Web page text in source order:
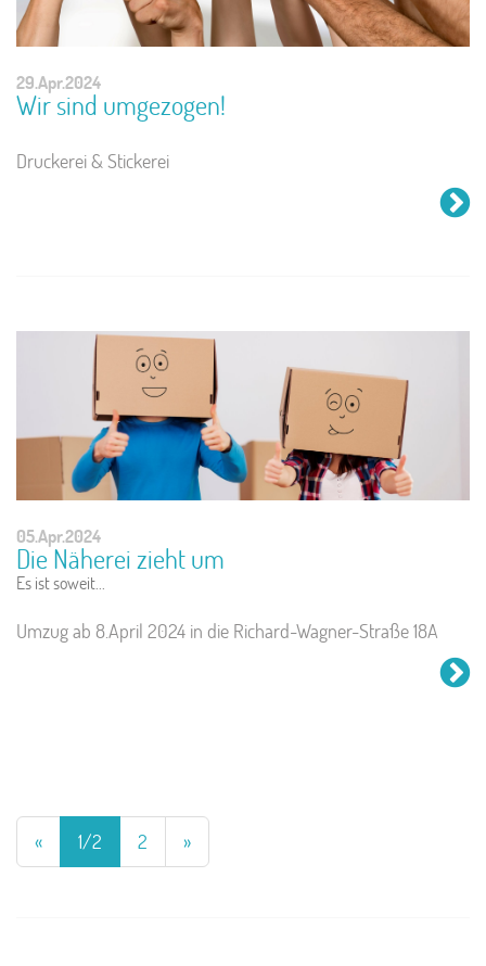
29.Apr.2024
Wir sind umgezogen!
Druckerei & Stickerei
05.Apr.2024
Die Näherei zieht um
Es ist soweit...
Umzug ab 8.April 2024 in die Richard-Wagner-Straße 18A
« 1/2 2 »